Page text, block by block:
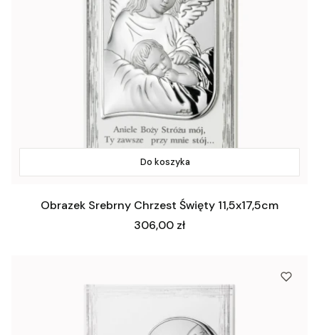
Do koszyka
Obrazek Srebrny Chrzest Święty 11,5x17,5cm
Cena
306,00 zł